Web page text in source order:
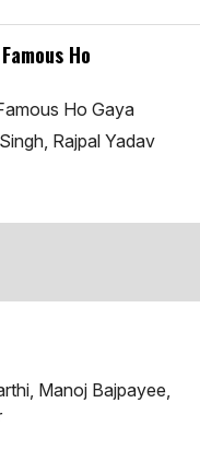
Ho
Ho Gaya
Rajpal Yadav
Manoj Bajpayee,